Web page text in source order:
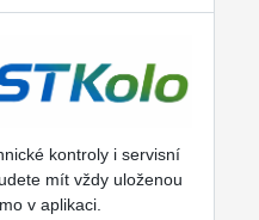
kontroly i servisní
mít vždy uloženou
v aplikaci.